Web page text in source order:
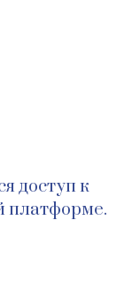
доступ к
платформе.